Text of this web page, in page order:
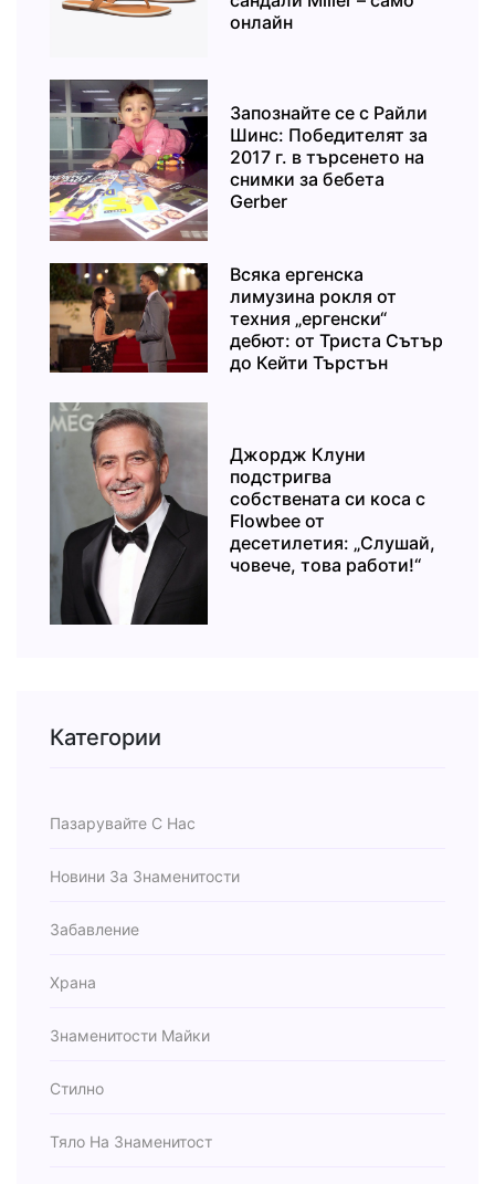
онлайн
Запознайте се с Райли
Шинс: Победителят за
2017 г. в търсенето на
снимки за бебета
Gerber
Всяка ергенска
лимузина рокля от
техния „ергенски“
дебют: от Триста Сътър
до Кейти Търстън
Джордж Клуни
подстригва
собствената си коса с
Flowbee от
десетилетия: „Слушай,
човече, това работи!“
Категории
Пазарувайте С Нас
Новини За Знаменитости
Забавление
Храна
Знаменитости Майки
Стилно
Тяло На Знаменитост